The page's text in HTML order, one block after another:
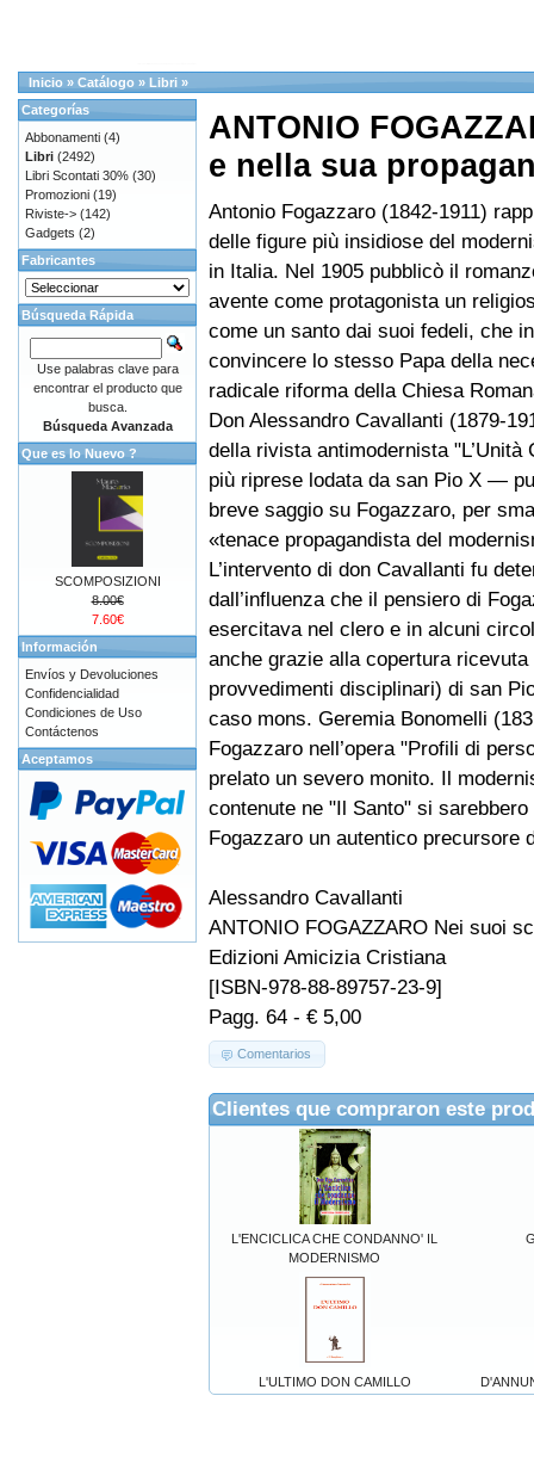
Inicio » Catálogo » Libri »
ANTONIO
e nella sua
Antonio Fogazzaro (1842-1911)
delle figure più insidiose del
in Italia. Nel 1905 pubblicò il
avente come protagonista un
come un santo dai suoi fedeli, che
convincere lo stesso Papa della
radicale riforma della Chiesa
Don Alessandro Cavallanti (1879-
della rivista antimodernista
più riprese lodata da san Pio X —
breve saggio su Fogazzaro, per
«tenace propagandista del
L’intervento di don Cavallanti fu
dall’influenza che il pensiero di
esercitava nel clero e in alcuni
anche grazie alla copertura
provvedimenti disciplinari) di san
caso mons. Geremia Bonomelli
Fogazzaro nell’opera "Profili di
prelato un severo monito. Il
contenute ne "Il Santo" si
Fogazzaro un autentico precursore
Alessandro Cavallanti
ANTONIO FOGAZZARO Nei suoi
Edizioni Amicizia Cristiana
[ISBN-978-88-89757-23-9]
Pagg. 64 - € 5,00
Comentarios
Clientes que compraron este
L'ENCICLICA CHE CONDANNO' IL
MODERNISMO
L'ULTIMO DON CAMILLO
Categorías
Abbonamenti (4)
Libri (2492)
Libri Scontati 30% (30)
Promozioni (19)
Riviste-> (142)
Gadgets (2)
Fabricantes
Búsqueda Rápida
Use palabras clave para
encontrar el producto que
busca.
Búsqueda Avanzada
Que es lo Nuevo ?
SCOMPOSIZIONI
8.00€
7.60€
Información
Envíos y Devoluciones
Confidencialidad
Condiciones de Uso
Contáctenos
Aceptamos